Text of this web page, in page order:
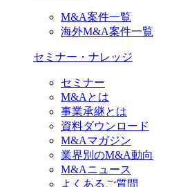
M&A案件一覧
海外M&A案件一覧
セミナー・ナレッジ
セミナー
M&Aとは
事業承継とは
資料ダウンロード
M&Aマガジン
業界別のM&A動向
M&Aニュース
よくあるご質問